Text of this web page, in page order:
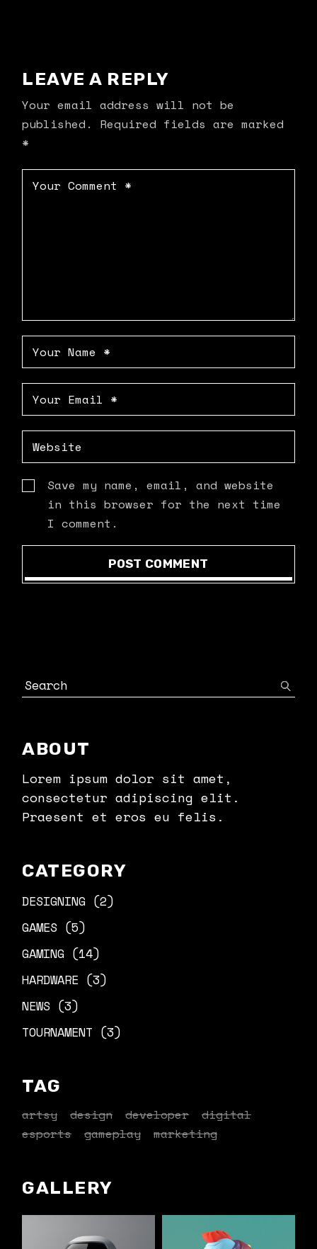
LEAVE A REPLY
Your email address will not be
published.
Required fields are marked
*
Save my name, email, and website
in this browser for the next time
I comment.
POST COMMENT
ABOUT
Lorem ipsum dolor sit amet,
consectetur adipiscing elit.
Praesent et eros eu felis.
CATEGORY
DESIGNING (2)
GAMES (5)
GAMING (14)
HARDWARE (3)
NEWS (3)
TOURNAMENT (3)
TAG
artsy design developer
digital
esports
gameplay marketing
GALLERY